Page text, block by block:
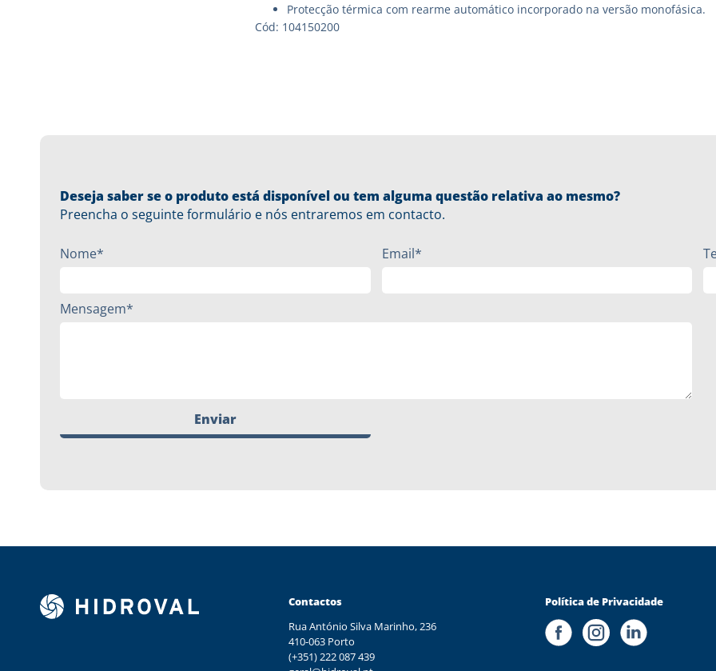
Protecção térmica com rearme automático incorporado na versão monofásica.
Cód: 104150200
Deseja saber se o produto está disponível ou tem alguma questão relativa ao mesmo?
Preencha o seguinte formulário e nós entraremos em contacto.
Nome* Email*
Mensagem*
Enviar
Contactos
Rua António Silva Marinho, 236
410-063 Porto
(+351) 222 087 439
Política de Privacidade